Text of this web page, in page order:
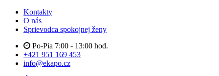
Kontakty
O nás
Sprievodca spokojnej ženy
Po-Pia 7:00 - 13:00 hod.
+421 951 169 453
info@ekapo.cz